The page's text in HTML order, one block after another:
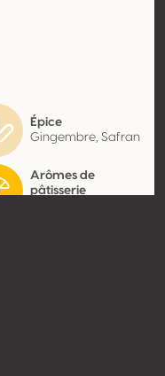
Épice
Gingembre, Safran
Arômes de
pâtisserie